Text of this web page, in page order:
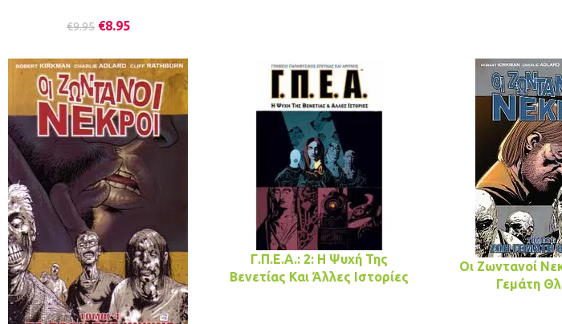
€9.95 €8.95
Γ.Π.Ε.Α.: 2: Η Ψυχή Της
Βενετίας Και Άλλες Ιστορίες
Οι Ζωντανοί
Γεμάτη